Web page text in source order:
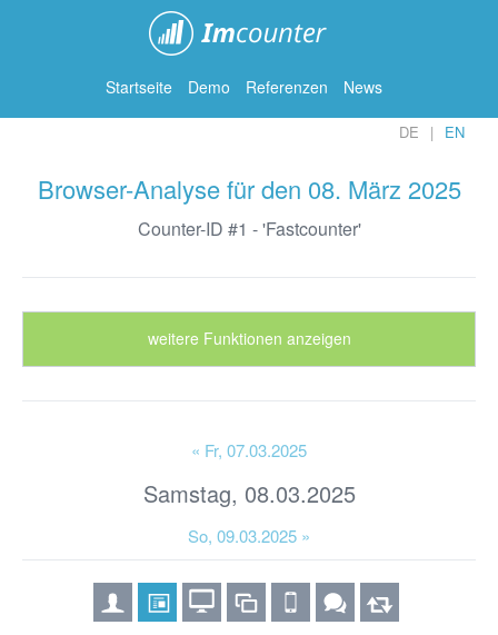
Startseite Demo Referenzen News
DE EN
Browser-Analyse für den 08. März 2025
Counter-ID #1 - 'Fastcounter'
weitere Funktionen anzeigen
« Fr, 07.03.2025
Samstag, 08.03.2025
So, 09.03.2025 »